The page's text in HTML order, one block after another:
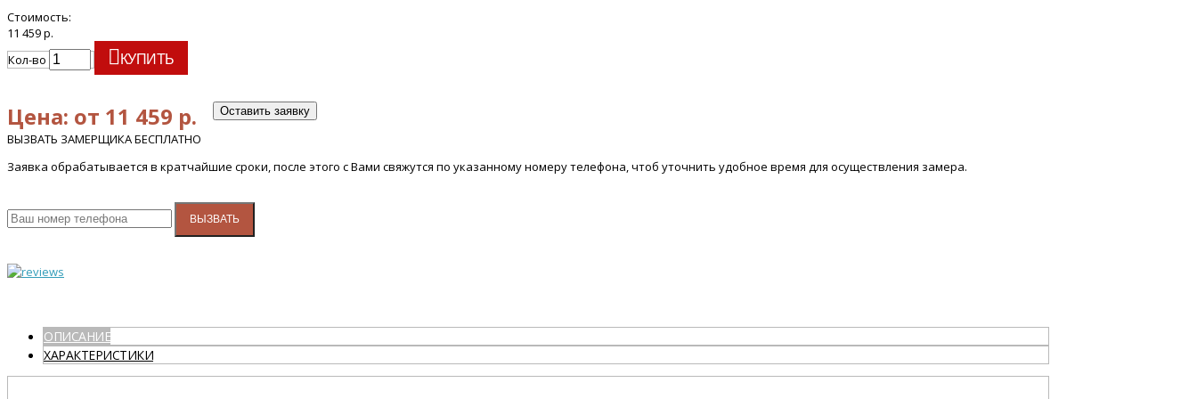
Стоимость:
11 459 р.
Кол-во
КУПИТЬ
Цена: от 11 459 р. Оставить заявку
ВЫЗВАТЬ ЗАМЕРЩИКА БЕСПЛАТНО
Заявка обрабатывается в кратчайшие сроки, после этого с Вами свяжутся по указанному номеру телефона, чтоб уточнить удобное время для осуществления замера.
ВЫЗВАТЬ
ОПИСАНИЕ
ХАРАКТЕРИСТИКИ